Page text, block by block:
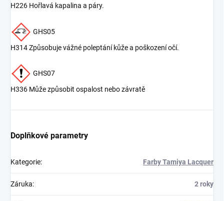
H226 Hořlavá kapalina a páry.
GHS05
H314 Způsobuje vážné poleptání kůže a poškození očí.
GHS07
H336 Může způsobit ospalost nebo závratě
Doplňkové parametry
Kategorie: Farby Tamiya Lacquer
Záruka: 2 roky